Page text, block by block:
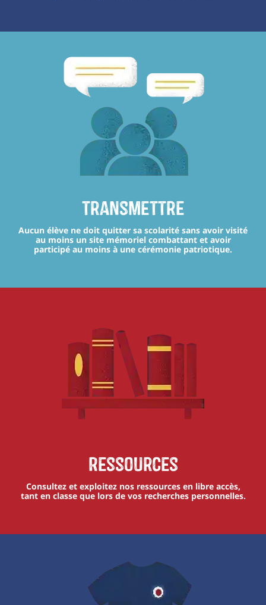
transmettre
Aucun élève ne doit quitter sa scolarité sans avoir visité
au moins un site mémoriel combattant et avoir
participé au moins à une cérémonie patriotique.
Ressources
Consultez et exploitez nos ressources en libre accès,
tant en classe que lors de vos recherches personnelles.